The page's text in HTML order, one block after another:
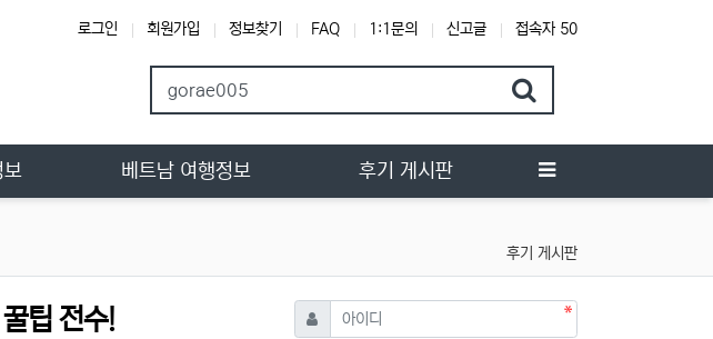
로그인 회원가입 정보찾기 FAQ 1:1문의 신고글 접속자 50
보 베트남 여행정보 후기 게시판
후기 게시판
팁 전수! 아이디 필수